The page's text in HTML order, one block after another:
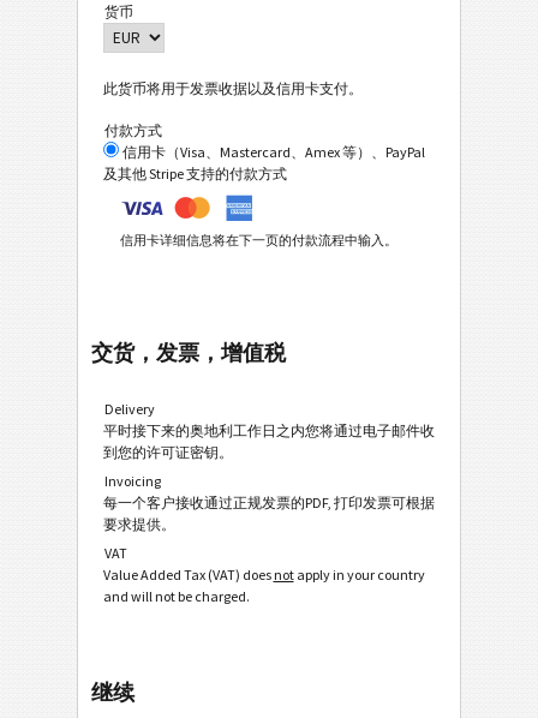
货币
此货币将用于发票收据以及信用卡支付。
付款方式
信用卡（Visa、Mastercard、Amex 等）、PayPal
及其他 Stripe 支持的付款方式
信用卡详细信息将在下一页的付款流程中输入。
交货，发票，增值税
Delivery
平时接下来的奥地利工作日之内您将通过电子邮件收
到您的许可证密钥。
Invoicing
每一个客户接收通过正规发票的PDF, 打印发票可根据
要求提供。
VAT
Value Added Tax (VAT) does notapply in your country
and will not be charged.
继续